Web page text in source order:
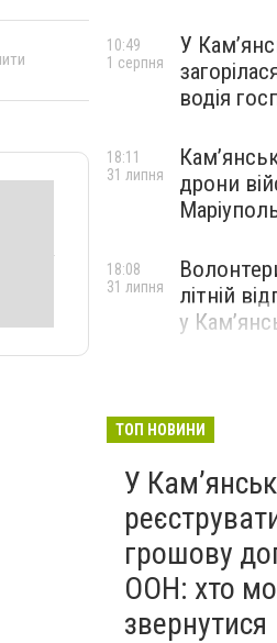
У
водія
10:49
1 серпня
дрони
18:11
31 липня
літній
у
18:08
31 липня
ТОП НОВИНИ
У
грошову
ООН: хто
звернутися